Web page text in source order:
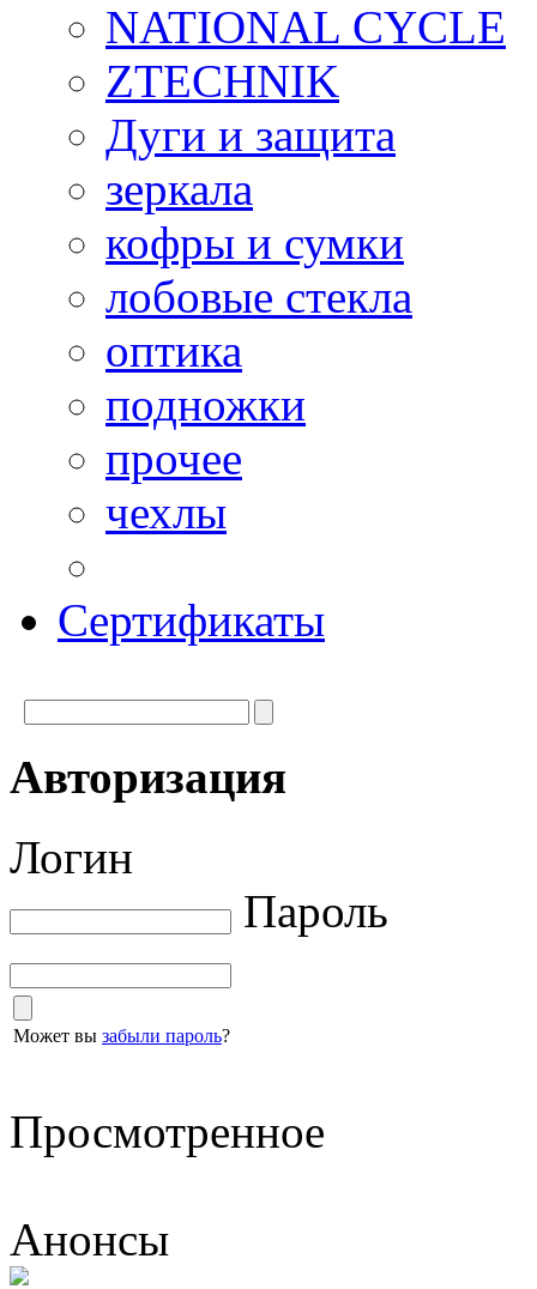
NATIONAL CYCLE
ZTECHNIK
Дуги и защита
зеркала
кофры и сумки
лобовые стекла
оптика
подножки
прочее
чехлы
Сертификаты
Авторизация
Логин
Пароль
Может вы забыли пароль?
Просмотренное
Анонсы